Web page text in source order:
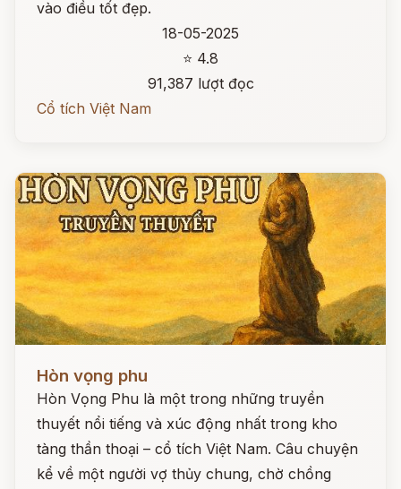
vào điều tốt đẹp.
18-05-2025
⭐ 4.8
91,387 lượt đọc
Cổ tích Việt Nam
Hòn vọng phu
Hòn Vọng Phu là một trong những truyền
thuyết nổi tiếng và xúc động nhất trong kho
tàng thần thoại – cổ tích Việt Nam. Câu chuyện
kể về một người vợ thủy chung, chờ chồng